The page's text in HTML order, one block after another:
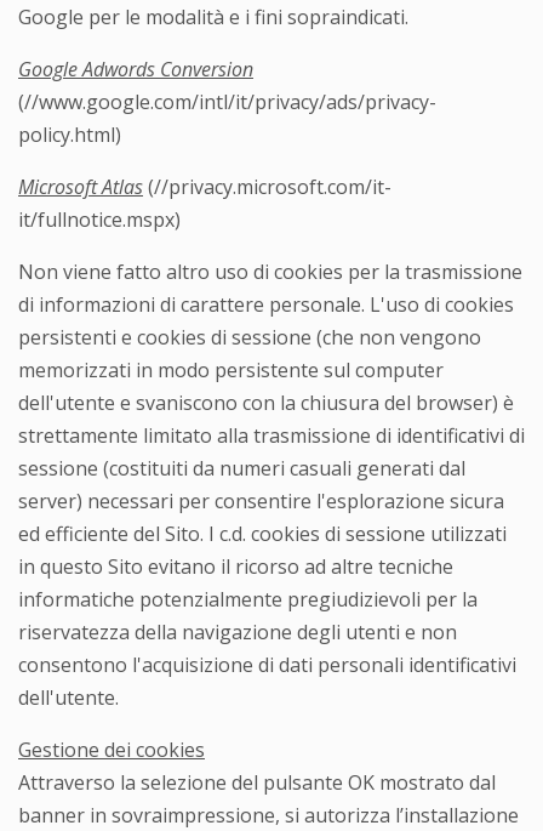
Google per le modalità e i fini sopraindicati.
Google Adwords Conversion
(//www.google.com/intl/it/privacy/ads/privacy-
policy.html)
Microsoft Atlas(//privacy.microsoft.com/it-
it/fullnotice.mspx)
Non viene fatto altro uso di cookies per la trasmissione
di informazioni di carattere personale. L'uso di cookies
persistenti e cookies di sessione (che non vengono
memorizzati in modo persistente sul computer
dell'utente e svaniscono con la chiusura del browser) è
strettamente limitato alla trasmissione di identificativi di
sessione (costituiti da numeri casuali generati dal
server) necessari per consentire l'esplorazione sicura
ed efficiente del Sito. I c.d. cookies di sessione utilizzati
in questo Sito evitano il ricorso ad altre tecniche
informatiche potenzialmente pregiudizievoli per la
riservatezza della navigazione degli utenti e non
consentono l'acquisizione di dati personali identificativi
dell'utente.
Gestione dei cookies
Attraverso la selezione del pulsante OK mostrato dal
banner in sovraimpressione, si autorizza l’installazione